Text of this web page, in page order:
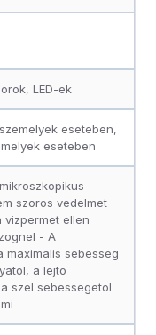
LED-ek
eseteben,
eseteben
szoros vedelmet
vizpermet ellen
- A
maximalis sebesseg
a lejto
szel sebessegetol